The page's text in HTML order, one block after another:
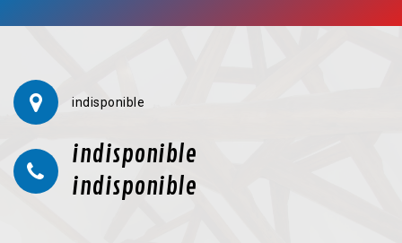
indisponible
indisponible
indisponible